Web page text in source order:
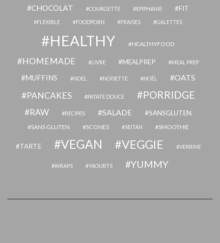
CHOCOLAT COURGETTE EPIPHANIE FIT
FLEXIBLE FOODPORN FRAISES GALETTES
HEALTHY HEALTHYFOOD
HOMEMADE LIVRE MEALPREP MEAL PREP
MUFFINS NOEL NOISETTE NOËL OATS
PANCAKES PATATE DOUCE PORRIDGE
RAW RECIPES SALADE SANSGLUTEN
SANS GLUTEN SCONES SEITAN SMOOTHIE
TARTE VEGAN VEGGIE VERRINE
WRAPS YAOURTS YUMMY